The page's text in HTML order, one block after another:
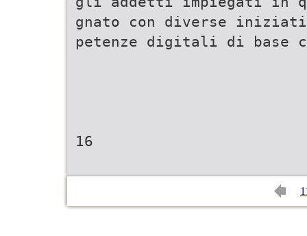
gnato con diverse
petenze digitali di base
16